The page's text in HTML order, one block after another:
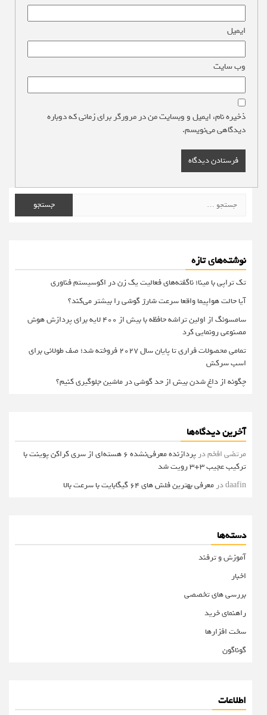
ایمیل
وب‌ سایت
ذخیره نام، ایمیل و وبسایت من در مرورگر برای زمانی که دوباره
دیدگاهی می‌نویسم.
برای:
نوشته‌های تازه
تک تراپی با مینا؛ ناگفته‌های فعالیت یک زن در اکوسیستم فناوری
آیا حالت هواپیما واقعا سرعت شارژ گوشی را بیشتر می‌کند؟
سامسونگ از اولین تراشه حافظه با بیش از ۴۰۰ لایه برای پردازش هوش
مصنوعی رونمایی کرد
تمامی محصولات فراری تا پایان سال ۲۰۲۷ فروخته شد؛ صف طولانی برای
اسب سرکش
چگونه از داغ شدن بیش از حد گوشی در ماشین جلوگیری کنیم؟
آخرین دیدگاه‌ها
مرتضی افخمدر
پردازنده معرفی‌نشده 6 هسته‌ای از سری کراکن پوینت با
ترکیب عجیب 3+3 رویت شد
daafinدر معرفی بهترین فلش های 64 گیگابایت با سرعت بالا
دسته‌ها
آموزش و ترفند
اخبار
بررسی های تخصصی
راهنمای خرید
سخت افزارها
گوناگون
اطلاعات